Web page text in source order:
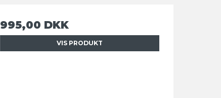
995,00 DKK
VIS PRODUKT